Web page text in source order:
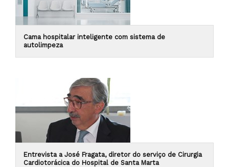
Cama hospitalar inteligente com sistema de
autolimpeza
Entrevista a José Fragata, diretor do serviço de Cirurgia
Cardiotorácica do Hospital de Santa Marta